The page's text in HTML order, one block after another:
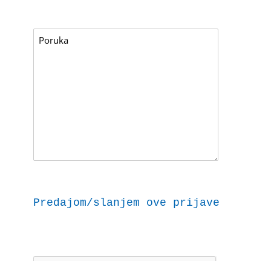
Predajom/slanjem ove prijave